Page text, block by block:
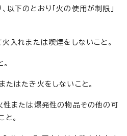
以下のとおり「火の使用が制限」
れまたは喫煙をしないこと。
はたき火をしないこと。
または爆発性の物品その他の可
。